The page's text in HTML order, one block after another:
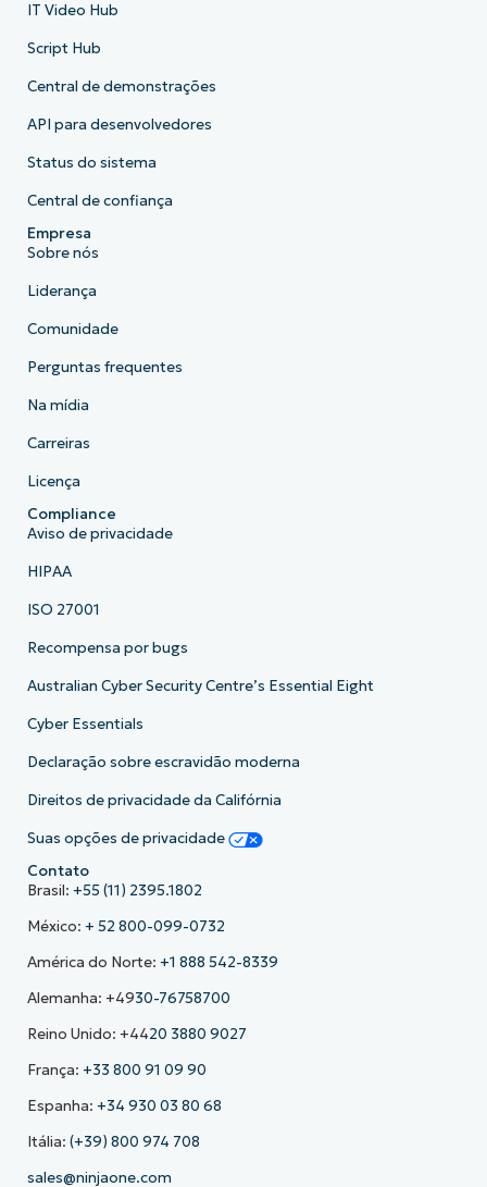
IT Video Hub
Script Hub
Central de demonstrações
API para desenvolvedores
Status do sistema
Central de confiança
Empresa
Sobre nós
Liderança
Comunidade
Perguntas frequentes
Na mídia
Carreiras
Licença
Compliance
Aviso de privacidade
HIPAA
ISO 27001
Recompensa por bugs
Australian Cyber Security Centre’s Essential Eight
Cyber Essentials
Declaração sobre escravidão moderna
Direitos de privacidade da Califórnia
Suas opções de privacidade
Contato
Brasil: +55 (11) 2395.1802
México: + 52 800-099-0732
América do Norte: +1 888 542-8339
Alemanha: +4930-76758700
Reino Unido: +4420 3880 9027
França: +33 800 91 09 90
Espanha: +34 930 03 80 68
Itália: (+39) 800 974 708
sales@ninjaone.com